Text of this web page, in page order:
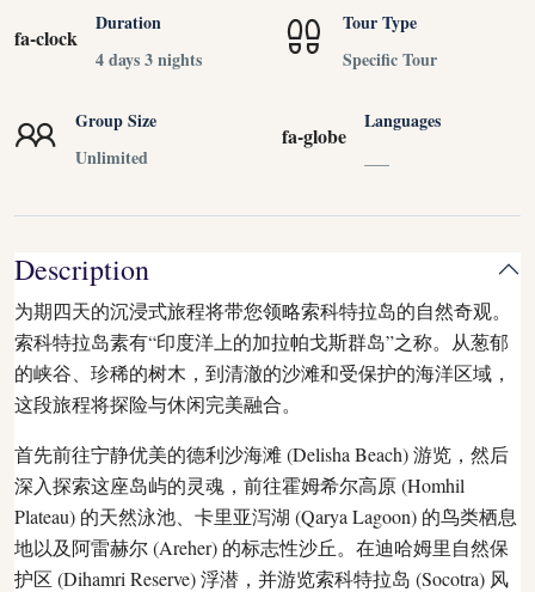
fa-clock
Duration
4 days 3 nights
Tour Type
Specific Tour
Group Size
Unlimited
fa-globe
Languages
Description
为期四天的沉浸式旅程将带您领略索科特拉岛的自然奇观。
索科特拉岛素有“印度洋上的加拉帕戈斯群岛”之称。从葱郁
的峡谷、珍稀的树木，到清澈的沙滩和受保护的海洋区域，
这段旅程将探险与休闲完美融合。
首先前往宁静优美的德利沙海滩 (Delisha Beach) 游览，然后
深入探索这座岛屿的灵魂，前往霍姆希尔高原 (Homhil
Plateau) 的天然泳池、卡里亚泻湖 (Qarya Lagoon) 的鸟类栖息
地以及阿雷赫尔 (Areher) 的标志性沙丘。在迪哈姆里自然保
护区 (Dihamri Reserve) 浮潜，并游览索科特拉岛 (Socotra) 风